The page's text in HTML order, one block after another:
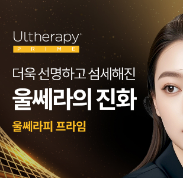
강남점 잠실점
명동점 홍대신촌점 영등포점
건대점 구로점 여의도점
목동점 창동점
GYEONGGI / INCHEON
수원점 광교점
산본점 일산점